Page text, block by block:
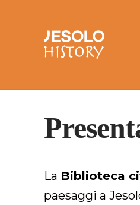
content
La Biblioteca
paesaggi a